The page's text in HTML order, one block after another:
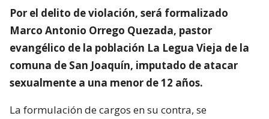
Por el delito de violación, será formalizado
Marco Antonio Orrego Quezada, pastor
evangélico de la población La Legua Vieja de la
comuna de San Joaquín, imputado de atacar
sexualmente a una menor de 12 años.
La formulación de cargos en su contra, se